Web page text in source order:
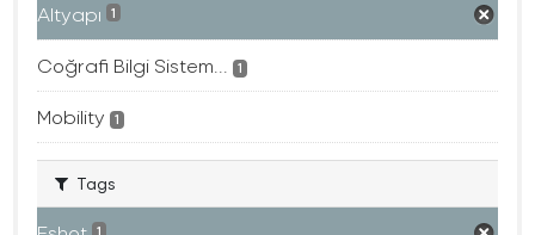
Altyapı 1
Coğrafi Bilgi Sistem... 1
Mobility 1
Tags
1